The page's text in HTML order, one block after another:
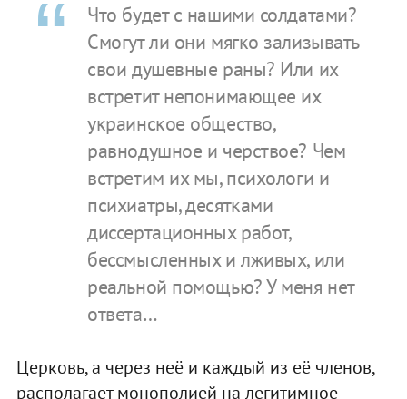
Что будет с нашими солдатами?
Смогут ли они мягко зализывать
свои душевные раны? Или их
встретит непонимающее их
украинское общество,
равнодушное и черствое? Чем
встретим их мы, психологи и
психиатры, десятками
диссертационных работ,
бессмысленных и лживых, или
реальной помощью? У меня нет
ответа…
Церковь, а через неё и каждый из её членов,
располагает монополией на легитимное